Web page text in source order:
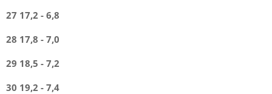
27 17,2 - 6,8
28 17,8 - 7,0
29 18,5 - 7,2
30 19,2 - 7,4